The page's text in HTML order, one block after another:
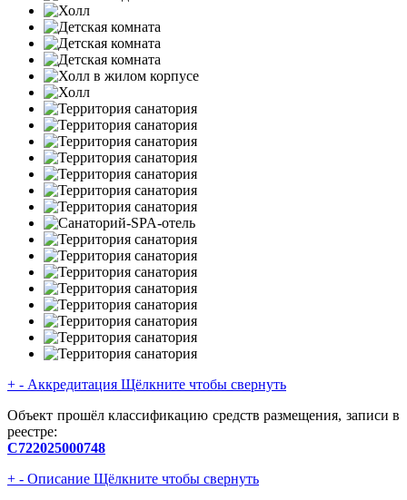
+ - Аккредитация Щёлкните чтобы свернуть
Объект прошёл классификацию средств размещения, записи в
реестре:
С722025000748
+ - Описание Щёлкните чтобы свернуть